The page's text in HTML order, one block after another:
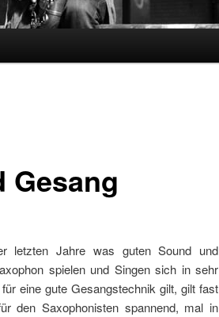
letzten Jahre was guten Sound und
spielen und Singen sich in sehr
eine gute Gesangstechnik gilt, gilt fast
den Saxophonisten spannend, mal in